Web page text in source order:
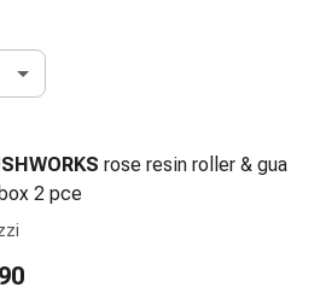
rose resin roller & gua
2 pce